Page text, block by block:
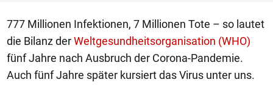
777 Millionen Infektionen, 7 Millionen Tote – so lautet
die Bilanz derWeltgesundheitsorganisation (WHO)
fünf Jahre nach Ausbruch der Corona-Pandemie.
Auch fünf Jahre später kursiert das Virus unter uns.